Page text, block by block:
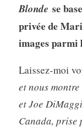
Blonde se
privée de
images parmi
Laissez-moi
et nous
et Joe
Canada, prise